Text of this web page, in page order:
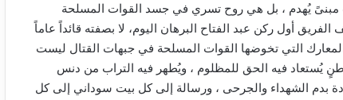
مبنىً يُهدم ، بل هي روح تسري في جسد القوات المسلحة
أول ركن عبد الفتاح البرهان اليوم، لا بصفته قائداً عاماً
التي تخوضها القوات المسلحة في جبهات القتال ليست
يُستعاد فيه الحق للمظلوم ، ويُطهر فيه التراب من دنس
بدم الشهداء والجرحى ، ورسالة إلى كل بيت سوداني إلى كل